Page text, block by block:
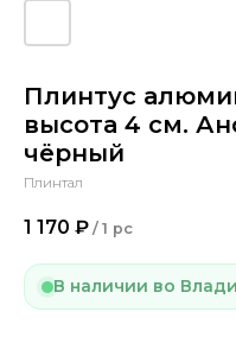
Плинтус
высота 4 см.
чёрный
Плинтал
1 170 ₽ / 1 pc
В наличии во